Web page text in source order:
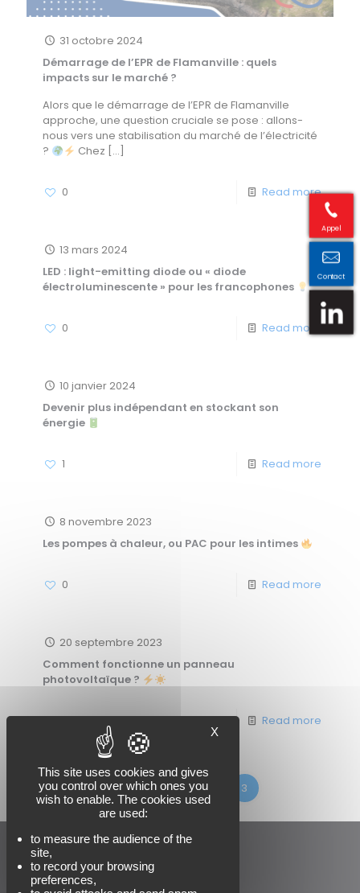
31 octobre 2024
Démarrage de l’EPR de Flamanville : quels
impacts sur le marché ?
Alors que le démarrage de l’EPR de Flamanville
approche, une question cruciale se pose : allons-
nous vers une stabilisation du marché de l’électricité
?
Chez […]
0 Read more
13 mars 2024
LED : light-emitting diode ou « diode
électroluminescente » pour les francophones
0 Read more
10 janvier 2024
Devenir plus indépendant en stockant son
énergie
1 Read more
8 novembre 2023
Les pompes à chaleur, ou PAC pour les intimes
0 Read more
20 septembre 2023
Comment fonctionne un panneau
photovoltaïque ?
0 Read more
Prev page 1 3
Appel
Contact
X
This site uses cookies and gives
you control over which ones you
wish to enable. The cookies used
are used:
to measure the audience of the
site,
to record your browsing
preferences,